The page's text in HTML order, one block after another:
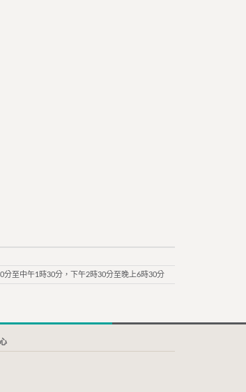
至中午1時30分，下午2時30分至晚上6時30分